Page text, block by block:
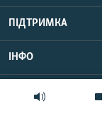
ПІДТРИМКА
ІНФО